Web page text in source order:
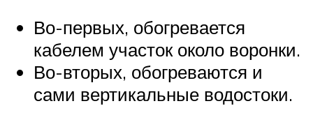
Во-первых, обогревается
кабелем участок около воронки.
Во-вторых, обогреваются и
сами вертикальные водостоки.